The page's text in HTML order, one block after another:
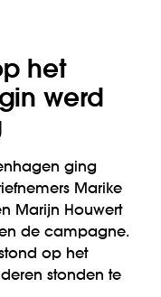
het
werd
ging
Marike
Marijn Houwert
de campagne.
op het
stonden te